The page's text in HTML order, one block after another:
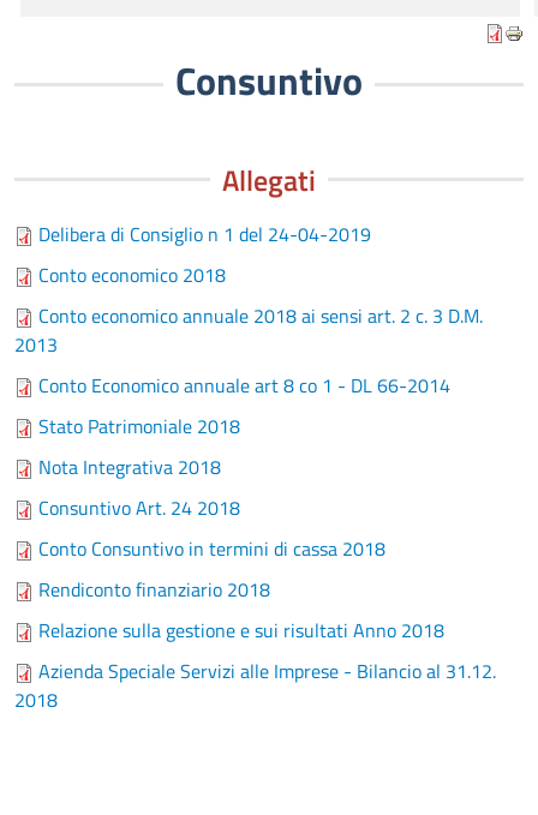
Consuntivo
Allegati
Delibera di Consiglio n 1 del 24-04-2019
Conto economico 2018
Conto economico annuale 2018 ai sensi art. 2 c. 3 D.M.
2013
Conto Economico annuale art 8 co 1 - DL 66-2014
Stato Patrimoniale 2018
Nota Integrativa 2018
Consuntivo Art. 24 2018
Conto Consuntivo in termini di cassa 2018
Rendiconto finanziario 2018
Relazione sulla gestione e sui risultati Anno 2018
Azienda Speciale Servizi alle Imprese - Bilancio al 31.12.
2018